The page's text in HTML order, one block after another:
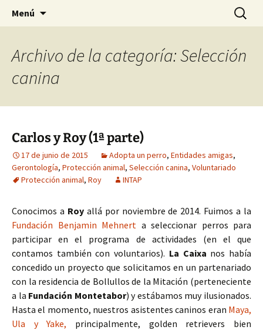
HABIER – Vínculo humano-
animal: Intervenciones,
Formación e Investigación
HABIER – Human-animal bond in
interventions, education & research
Menú Buscar:
Archivo de la categoría: Selección
canina
Carlos y Roy (1ª parte)
17 de junio de 2015 Adopta un perro, Entidades amigas,
Gerontología, Protección animal, Selección canina, Voluntariado
Protección animal, Roy INTAP
Conocimos a Royallá por noviembre de 2014. Fuimos a la
Fundación Benjamin Mehnert a seleccionar perros para
participar en el programa de actividades (en el que
contamos también con voluntarios). La Caixa nos había
concedido un proyecto que solicitamos en un partenariado
con la residencia de Bollullos de la Mitación (perteneciente
a la Fundación Montetabor) y estábamos muy ilusionados.
Hasta el momento, nuestros asistentes caninos eran Maya,
Ula y Yake, principalmente, golden retrievers bien